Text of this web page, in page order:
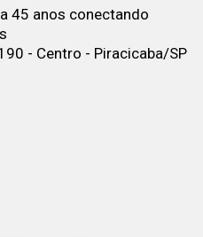
45 anos conectando
- Centro - Piracicaba/SP